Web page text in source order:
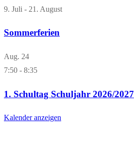
9. Juli - 21. August
Sommerferien
Aug. 24
7:50 - 8:35
1. Schultag Schuljahr 2026/2027
Kalender anzeigen